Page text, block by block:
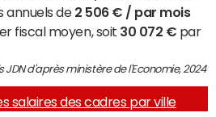
annuels de 2 506 € / par mois
fiscal moyen, soit 30 072 € par
JDN d'après ministère de l'Economie, 2024
salaires des cadres par ville